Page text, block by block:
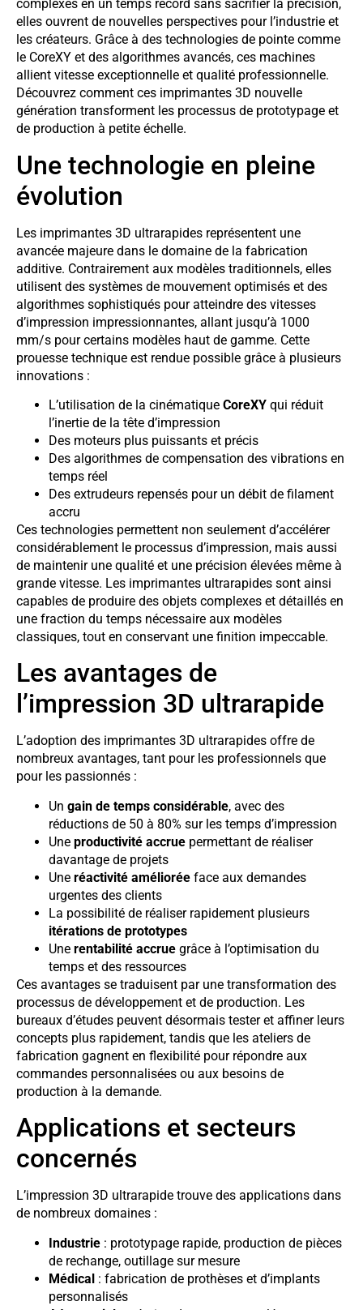
complexes en un temps record sans sacrifier la précision,
elles ouvrent de nouvelles perspectives pour l’industrie et
les créateurs. Grâce à des technologies de pointe comme
le CoreXY et des algorithmes avancés, ces machines
allient vitesse exceptionnelle et qualité professionnelle.
Découvrez comment ces imprimantes 3D nouvelle
génération transforment les processus de prototypage et
de production à petite échelle.
Une technologie en pleine
évolution
Les imprimantes 3D ultrarapides représentent une
avancée majeure dans le domaine de la fabrication
additive. Contrairement aux modèles traditionnels, elles
utilisent des systèmes de mouvement optimisés et des
algorithmes sophistiqués pour atteindre des vitesses
d’impression impressionnantes, allant jusqu’à 1000
mm/s pour certains modèles haut de gamme. Cette
prouesse technique est rendue possible grâce à plusieurs
innovations :
L’utilisation de la cinématique CoreXY qui réduit
l’inertie de la tête d’impression
Des moteurs plus puissants et précis
Des algorithmes de compensation des vibrations en
temps réel
Des extrudeurs repensés pour un débit de filament
accru
Ces technologies permettent non seulement d’accélérer
considérablement le processus d’impression, mais aussi
de maintenir une qualité et une précision élevées même à
grande vitesse. Les imprimantes ultrarapides sont ainsi
capables de produire des objets complexes et détaillés en
une fraction du temps nécessaire aux modèles
classiques, tout en conservant une finition impeccable.
Les avantages de
l’impression 3D ultrarapide
L’adoption des imprimantes 3D ultrarapides offre de
nombreux avantages, tant pour les professionnels que
pour les passionnés :
Un gain de temps considérable, avec des
réductions de 50 à 80% sur les temps d’impression
Une productivité accrue permettant de réaliser
davantage de projets
Une réactivité améliorée face aux demandes
urgentes des clients
La possibilité de réaliser rapidement plusieurs
itérations de prototypes
Une rentabilité accrue grâce à l’optimisation du
temps et des ressources
Ces avantages se traduisent par une transformation des
processus de développement et de production. Les
bureaux d’études peuvent désormais tester et affiner leurs
concepts plus rapidement, tandis que les ateliers de
fabrication gagnent en flexibilité pour répondre aux
commandes personnalisées ou aux besoins de
production à la demande.
Applications et secteurs
concernés
L’impression 3D ultrarapide trouve des applications dans
de nombreux domaines :
Industrie : prototypage rapide, production de pièces
de rechange, outillage sur mesure
Médical : fabrication de prothèses et d’implants
personnalisés